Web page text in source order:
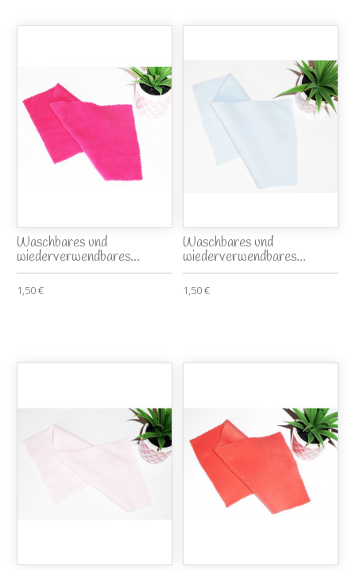
Waschbares und
wiederverwendbares...
1,50 €
Waschbares und
wiederverwendbares...
1,50 €